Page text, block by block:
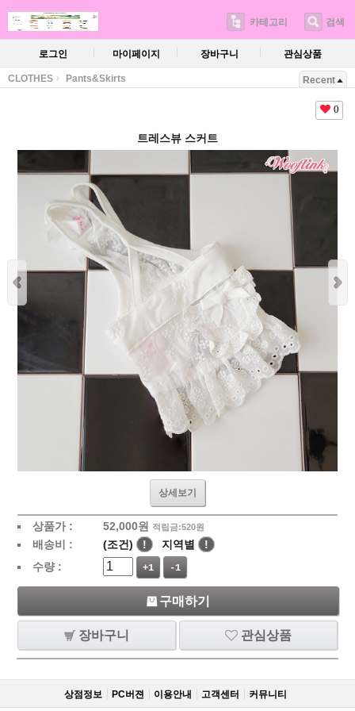
카테고리 검색
로그인 마이페이지 장바구니 관심상품
CLOTHES Pants&Skirts Recent
0
트레스뷰 스커트
상세보기
상품가 : 52,000원 적립금:520원
배송비 : (조건) ! 지역별
!
수량 :
+1 -1
구매하기
장바구니 관심상품
상점정보 PC버젼 이용안내 고객센터 커뮤니티